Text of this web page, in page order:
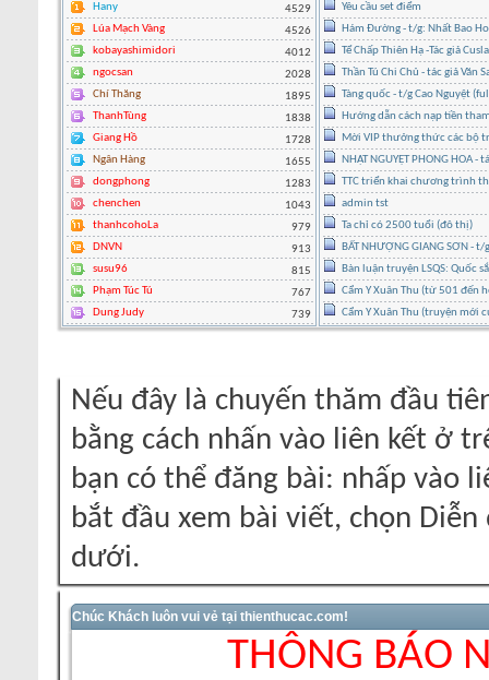
4529
Hany
4526
Lúa Mạch Vàng
4012
kobayashimidori
2028
ngocsan
1895
Chí Thăng
1838
ThanhTùng
1728
Giang Hồ
1655
Ngân Hàng
1283
dongphong
1043
chenchen
979
thanhcohoLa
913
DNVN
815
susu96
767
Phạm Túc Tú
739
Dung Judy
Yêu cầu set điểm
Hám Đường - t/g: Nhất Bao
Tể Chấp Thiên Hạ -Tác giả
Thần Tú Chi Chủ - tác giả Văn
Tàng quốc - t/g Cao Nguyệt
Hướng dẫn cách nạp tiền
Mời VIP thưởng thức các bộ
NHẬT NGUYỆT PHONG HOA
TTC triển khai chương trình
admin tst
Ta chỉ có 2500 tuổi (đô thị)
BẤT NHƯỢNG GIANG SƠN - t/
Bàn luận truyện LSQS: Quốc
Cẩm Y Xuân Thu (từ 501 đến
Cẩm Y Xuân Thu (truyện mới
Nếu đây là chuyến thăm đầu
bằng cách nhấn vào liên kết ở
bạn có thể đăng bài: nhấp vào
bắt đầu xem bài viết, chọn
dưới.
Chúc Khách luôn vui vẻ tại thienthucac.com!
THÔNG BÁO